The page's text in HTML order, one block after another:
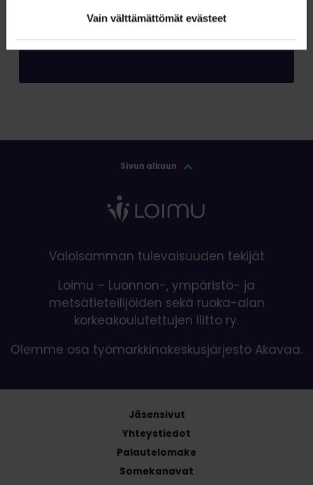
Vain välttämättömät evästeet
Tilaa
Sivun alkuun
Valoisamman tulevaisuuden tekijät
Loimu – Luonnon-, ympäristö- ja
metsätieteilijöiden sekä ruoka-alan
korkeakoulutettujen liitto ry.
Olemme osa työmarkkinakeskusjärjestö Akavaa.
Jäsensivut
Yhteystiedot
Palautelomake
Somekanavat